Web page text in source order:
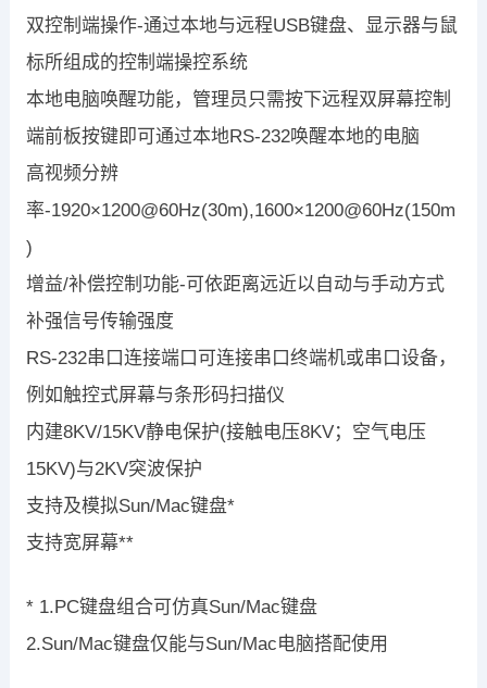
双控制端操作-通过本地与远程USB键盘、显示器与鼠
标所组成的控制端操控系统
本地电脑唤醒功能，管理员只需按下远程双屏幕控制
端前板按键即可通过本地RS-232唤醒本地的电脑
高视频分辨
率-1920×1200@60Hz(30m),1600×1200@60Hz(150m
)
增益/补偿控制功能-可依距离远近以自动与手动方式
补强信号传输强度
RS-232串口连接端口可连接串口终端机或串口设备，
例如触控式屏幕与条形码扫描仪
内建8KV/15KV静电保护(接触电压8KV；空气电压
15KV)与2KV突波保护
支持及模拟Sun/Mac键盘*
支持宽屏幕**
* 1.PC键盘组合可仿真Sun/Mac键盘
2.Sun/Mac键盘仅能与Sun/Mac电脑搭配使用